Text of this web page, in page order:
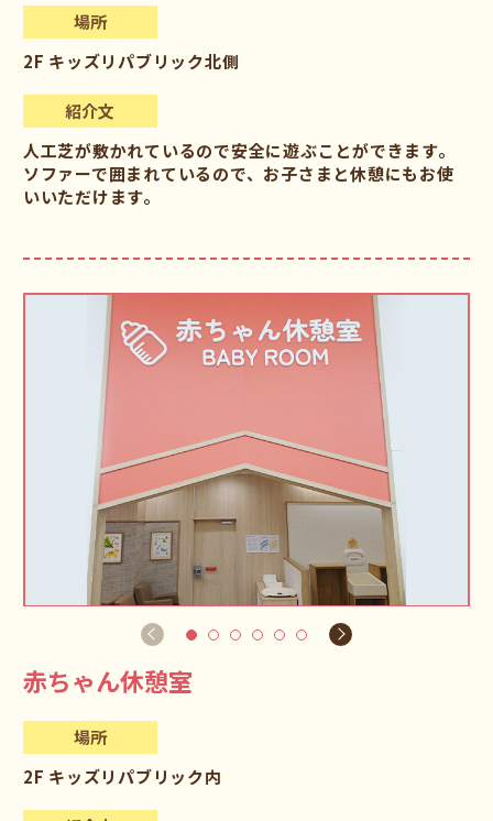
場所
2F キッズリパブリック北側
紹介文
人工芝が敷かれているので安全に遊ぶことができます。
ソファーで囲まれているので、お子さまと休憩にもお使
いいただけます。
赤ちゃん休憩室
場所
2F キッズリパブリック内